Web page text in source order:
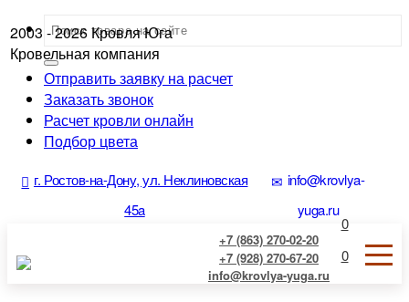
Отправить заявку на расчет
Заказать звонок
Расчет кровли онлайн
Подбор цвета
г. Ростов-на-Дону, ул. Неклиновская
45a
info@krovlya-
yuga.ru
+7 (863) 270-02-20
+7 (928) 270-67-20
info@krovlya-yuga.ru
0
0
2003 - 2026Кровля Юга
Кровельная компания